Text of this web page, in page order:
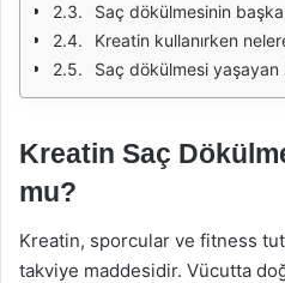
Saç dökülmesinin
Kreatin kullanırken
Saç dökülmesi yaşayan
Kreatin Saç
mu?
Kreatin, sporcular ve fitness
takviye maddesidir. Vücutta